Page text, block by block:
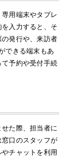
用端末やタブレ
入力すると、そ
発行や、来訪者
できる端末もあ
予約や受付手続
た際、担当者に
口のスタッフが
チャットを利用